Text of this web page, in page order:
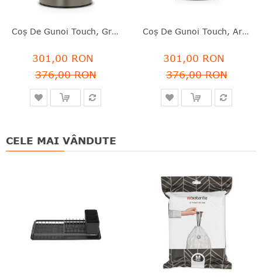
Coş De Gunoi Touch, Gri Închis, Inox, 3 L, Brabantia - 8710755364464
301,00 RON
376,00 RON
Coş De Gunoi Touch, Argintiu, Inox Mat, 3 L, Brabantia - 8710755363986
301,00 RON
376,00 RON
CELE MAI VÂNDUTE